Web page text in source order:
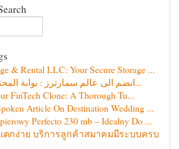
& Rental LLC: Your Secure Storage ...
انضم الى عالم سمارترز : بوابة المحتوى الترفيه...
FinTech Clone: A Thorough Tu...
Article On Destination Wedding ...
Perfecto 230 mb – Idealny Do ...
ตกง่าย บริการลูกค้าสมาคมมีระบบครบ